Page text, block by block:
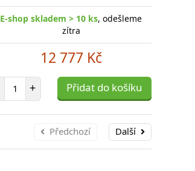
E-shop skladem > 10 ks, odešleme
zítra
12 777 Kč
Počet položek
+ Přidat do košíku
Předchozí Další